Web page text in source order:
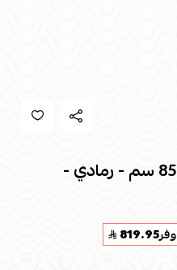
كنبة زاوية 300×270×87×85 سم - رمادي -
وفر819.95